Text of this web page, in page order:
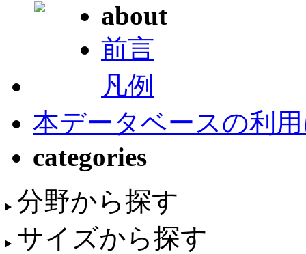
about
前言
凡例
本データベースの利
categories
分野から探す
サイズから探す